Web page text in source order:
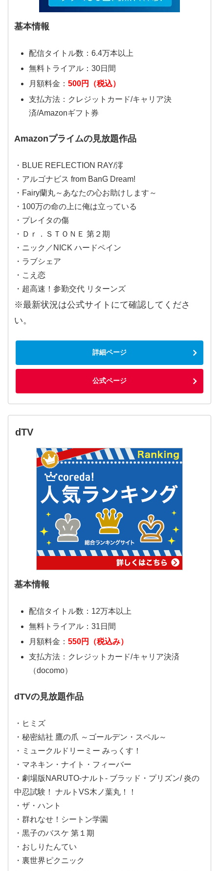
基本情報
配信タイトル数：6.4万本以上
無料トライアル：30日間
月額料金： 500円（税込）
支払方法：クレジットカード/キャリア決
済/Amazonギフト券
Amazonプライムの見放題作品
・BLUE REFLECTION RAY/澪
・アルゴナビス from BanG Dream!
・Fairy蘭丸～あなたの心お助けします～
・100万の命の上に俺は立っている
・プレイタの傷
・Ｄｒ．ＳＴＯＮＥ 第２期
・ニック／NICK ハードペイン
・ラブシェア
・こえ恋
・超高速！参勤交代 リターンズ
※最新状況は公式サイトにて確認してくださ
い。
詳細ページ
公式ページ
dTV
基本情報
配信タイトル数：12万本以上
無料トライアル：31日間
月額料金： 550円（税込み）
支払方法：クレジットカード/キャリア決済
（docomo）
dTVの見放題作品
・ヒミズ
・秘密結社 鷹の爪 ～ゴールデン・スペル～
・ミュークルドリーミー みっくす！
・マネキン・ナイト・フィーバー
・劇場版NARUTO‐ナルト‐ ブラッド・プリズン/ 炎の
中忍試験！ ナルトVS木ノ葉丸！！
・ザ・ハント
・群れなせ！シートン学園
・黒子のバスケ 第１期
・おしりたんてい
・裏世界ピクニック